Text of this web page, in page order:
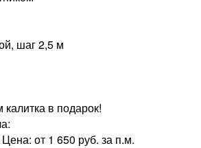
шаг 2,5 м
в подарок!
Цена: от 1 650 руб. за п.м.